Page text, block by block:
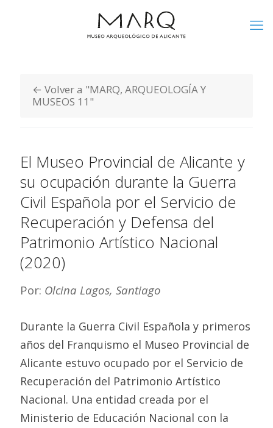
← Volver a "MARQ, ARQUEOLOGÍA Y
MUSEOS 11"
El Museo Provincial de Alicante y
su ocupación durante la Guerra
Civil Española por el Servicio de
Recuperación y Defensa del
Patrimonio Artístico Nacional
(2020)
Por: Olcina Lagos, Santiago
Durante la Guerra Civil Española y primeros
años del Franquismo el Museo Provincial de
Alicante estuvo ocupado por el Servicio de
Recuperación del Patrimonio Artístico
Nacional. Una entidad creada por el
Ministerio de Educación Nacional con la